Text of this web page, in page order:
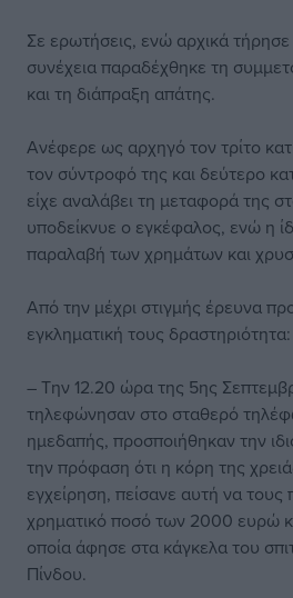
Σε ερωτήσεις, ενώ αρχικά
συνέχεια παραδέχθηκε τη
και τη διάπραξη απάτης.
Ανέφερε ως αρχηγό τον τρίτο
τον σύντροφό της και δεύτερο
είχε αναλάβει τη μεταφορά της
υποδείκνυε ο εγκέφαλος, ενώ η
παραλαβή των χρημάτων και
Από την μέχρι στιγμής έρευνα
εγκληματική τους δραστηριότητα:
– Την 12.20 ώρα της 5ης
τηλεφώνησαν στο σταθερό
ημεδαπής, προσποιήθηκαν την
την πρόφαση ότι η κόρη της
εγχείρηση, πείσανε αυτή να τους
χρηματικό ποσό των 2000 ευρώ
οποία άφησε στα κάγκελα του
Πίνδου.